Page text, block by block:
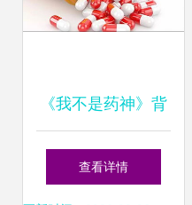
《我不是药神》背
后 抗癌药为何天
查看详情